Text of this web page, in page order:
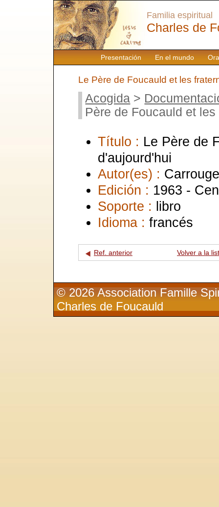
Presentación En el mundo
Familia espiritual
Charles de
Le Père de Foucauld et les
Acogida >
Père de Foucauld et
Título : Le Père de
d'aujourd'hui
Autor(es) :
Edición : 1963 -
Soporte : libro
Idioma : francés
Ref. anterior Volver a la
© 2026 Association Famille
Charles de Foucauld